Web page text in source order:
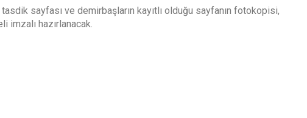
sayfası ve demirbaşların kayıtlı olduğu sayfanın fotokopisi,
imzalı hazırlanacak.